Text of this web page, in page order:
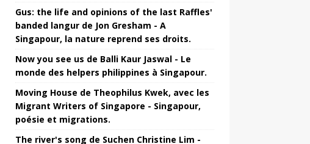
Gus: the life and opinions of the last Raffles'
banded langur de Jon Gresham - A
Singapour, la nature reprend ses droits.
Now you see us de Balli Kaur Jaswal - Le
monde des helpers philippines à Singapour.
Moving House de Theophilus Kwek, avec les
Migrant Writers of Singapore - Singapour,
poésie et migrations.
The river's song de Suchen Christine Lim -